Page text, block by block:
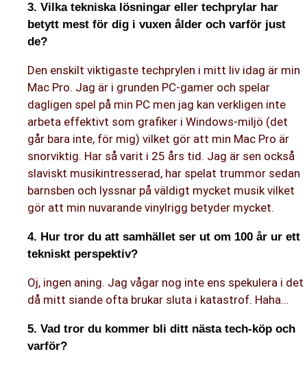
3. Vilka tekniska lösningar eller techprylar har
betytt mest för dig i vuxen ålder och varför just
de?
Den enskilt viktigaste techprylen i mitt liv idag är min
Mac Pro. Jag är i grunden PC-gamer och spelar
dagligen spel på min PC men jag kan verkligen inte
arbeta effektivt som grafiker i Windows-miljö (det
går bara inte, för mig) vilket gör att min Mac Pro är
snorviktig. Har så varit i 25 års tid. Jag är sen också
slaviskt musikintresserad, har spelat trummor sedan
barnsben och lyssnar på väldigt mycket musik vilket
gör att min nuvarande vinylrigg betyder mycket.
4. Hur tror du att samhället ser ut om 100 år ur ett
tekniskt perspektiv?
Oj, ingen aning. Jag vågar nog inte ens spekulera i det
då mitt siande ofta brukar sluta i katastrof. Haha…
5. Vad tror du kommer bli ditt nästa tech-köp och
varför?